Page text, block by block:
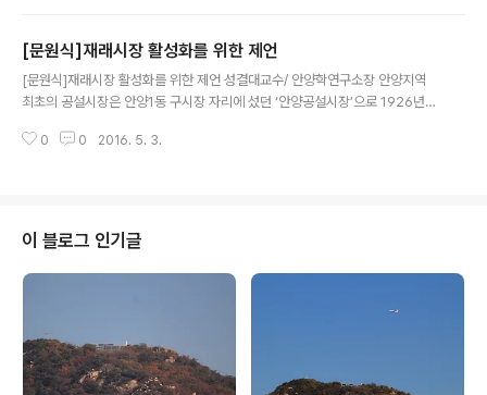
민단체들은 안양방송사가 9월11일 발표한 대시민사과와 재계약 이행약속을 환
영하면서, 지역언론이자 기업으로서 안양방송이 현재 팽배해있는 시청자불만을
해소하고 사랑받는 기업으로 자리잡을 수 있는 방안을 함께 모색하고자 했다.
[문원식]재래시장 활성화를 위한 제언
[문원식]재래시장 활성화를 위한 제언 성결대교수/ 안양학연구소장 안양지역
최초의 공설시장은 안양1동 구시장 자리에 섰던 ‘안양공설시장’으로 1926년에
76), 석수시장(1979), 비산시장(1979), 관악시장(1980), 육동시장(1980),
단계적 개방, 소득수준의 향상에 따른 소비자 구매패턴의 변화, 시설의 노후화,
대형할인매장 및 전자상거래와 같은 유통산업의 변화 등 시장의 성장·발전..
0 0 2016. 5. 3.
이 블로그 인기글